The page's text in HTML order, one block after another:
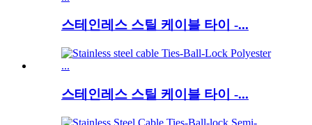
스테인레스 스틸 케이블 타이 -...
스테인레스 스틸 케이블 타이 -...